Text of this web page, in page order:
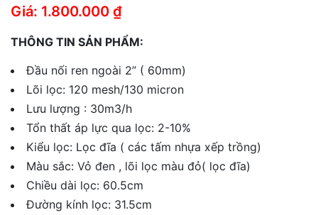
Giá: 1.800.000 ₫
THÔNG TIN SẢN PHẨM:
Đầu nối ren ngoài 2” ( 60mm)
Lõi lọc: 120 mesh/130 micron
Lưu lượng : 30m3/h
Tổn thất áp lực qua lọc: 2-10%
Kiểu lọc: Lọc đĩa ( các tấm nhựa xếp trồng)
Màu sắc: Vỏ đen , lõi lọc màu đỏ( lọc đĩa)
Chiều dài lọc: 60.5cm
Đường kính lọc: 31.5cm